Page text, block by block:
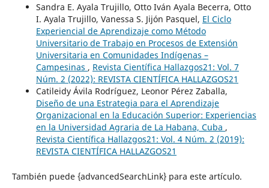
Sandra E. Ayala Trujillo, Otto Iván Ayala Becerra, Otto
I. Ayala Trujillo, Vanessa S. Jijón Pasquel, El Ciclo
Experiencial de Aprendizaje como Método
Universitario de Trabajo en Procesos de Extensión
Universitaria en Comunidades Indígenas –
Campesinas , Revista Científica Hallazgos21: Vol. 7
Núm. 2 (2022): REVISTA CIENTÍFICA HALLAZGOS21
Catileidy Ávila Rodríguez, Leonor Pérez Zaballa,
Diseño de una Estrategia para el Aprendizaje
Organizacional en la Educación Superior: Experiencias
en la Universidad Agraria de La Habana, Cuba ,
Revista Científica Hallazgos21: Vol. 4 Núm. 2 (2019):
REVISTA CIENTÍFICA HALLAZGOS21
También puede {advancedSearchLink} para este artículo.